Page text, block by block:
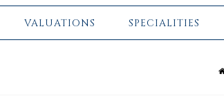
VALUATIONS SPECIALITIES